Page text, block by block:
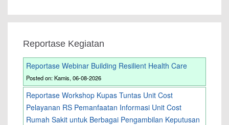
Reportase Kegiatan
Reportase Webinar Building Resilient Health Care
Posted on: Kamis, 06-08-2026
Reportase Workshop Kupas Tuntas Unit Cost
Pelayanan RS Pemanfaatan Informasi Unit Cost
Rumah Sakit untuk Berbagai Pengambilan Keputusan